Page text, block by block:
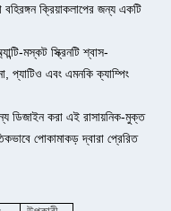
বহিরঙ্গন ক্রিয়াকলাপের জন্য একটি
মস্কট স্ক্রিনটি শ্বাস-
প্যাটিও এবং এমনকি ক্যাম্পিং
ডিজাইন করা এই রাসায়নিক-মুক্ত
পোকামাকড় দ্বারা প্রেরিত